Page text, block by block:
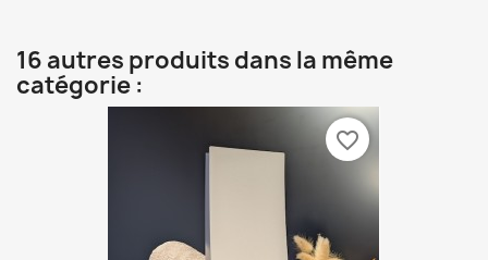
16 autres produits dans la même
catégorie :
favorite_border